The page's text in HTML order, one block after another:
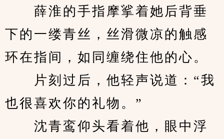
薛淮的手指摩挲着她后背垂
下的一缕青丝，丝滑微凉的触感
环在指间，如同缠绕住他的心。
片刻过后，他轻声说道：“我
也很喜欢你的礼物。”
沈青鸾仰头看着他，眼中浮